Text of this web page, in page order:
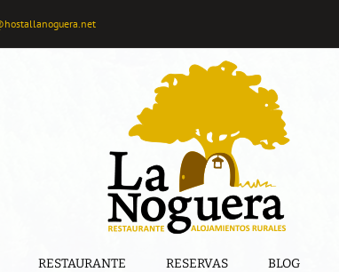
RESTAURANTE RESERVAS BLOG